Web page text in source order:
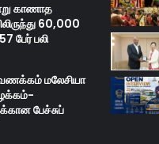
காணாத
60,000
பேர் பலி
வணக்கம் மலேசியா
பேச்சுப்